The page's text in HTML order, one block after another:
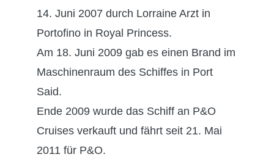
14. Juni 2007 durch Lorraine Arzt in
Portofino in Royal Princess.
Am 18. Juni 2009 gab es einen Brand im
Maschinenraum des Schiffes in Port
Said.
Ende 2009 wurde das Schiff an P&O
Cruises verkauft und fährt seit 21. Mai
2011 für P&O.